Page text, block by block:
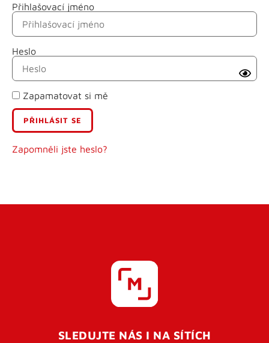
Přihlašovací jméno
Heslo
Zapamatovat si mě
Zapomněli jste heslo?
Jméno
Příjmení
E-mail
Uživatelské jméno
SLEDUJTE NÁS I NA SÍTÍCH